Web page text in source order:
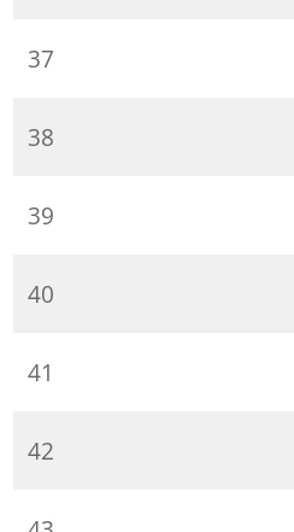
37
38
39
40
41
42